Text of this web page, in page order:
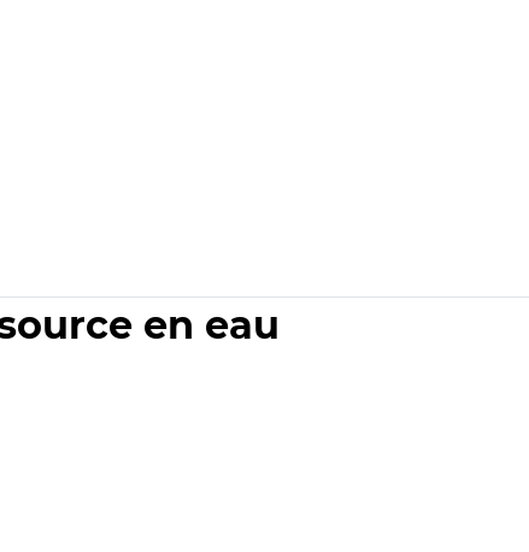
en eau